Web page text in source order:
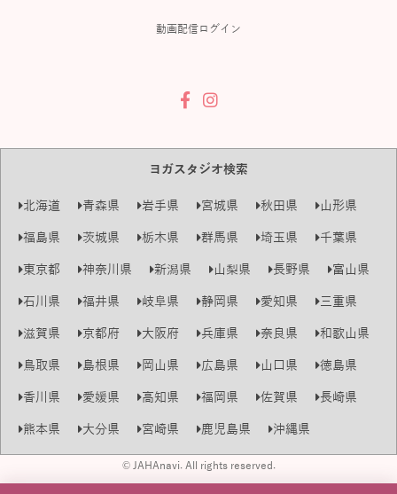
動画配信ログイン
ヨガスタジオ検索
北海道 青森県 岩手県 宮城県 秋田県
山形県
福島県
茨城県 栃木県 群馬県 埼玉県
千葉県
東京都
神奈川県 新潟県 山梨県 長野県
富山県
石川県
福井県 岐阜県 静岡県 愛知県
三重県
滋賀県
京都府 大阪府 兵庫県 奈良県
和歌山県
鳥取県
島根県 岡山県 広島県 山口県
徳島県
香川県
愛媛県 高知県 福岡県 佐賀県
長崎県
熊本県
大分県 宮崎県 鹿児島県 沖縄県
© JAHAnavi. All rights reserved.